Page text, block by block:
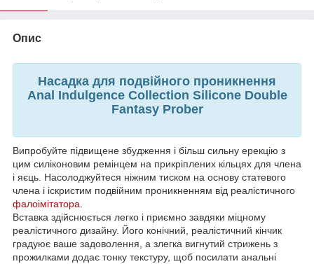
Опис
Насадка для подвійного проникнення
Anal Indulgence Collection Silicone Double
Fantasy Prober
Випробуйте підвищене збудження і більш сильну ерекцію з
цим силіконовим ремінцем на прикріплених кільцях для члена
і яєць. Насолоджуйтеся ніжним тиском на основу статевого
члена і іскристим подвійним проникненням від реалістичного
фалоімітатора.
Вставка здійснюється легко і приємно завдяки міцному
реалістичного дизайну. Його конічний, реалістичний кінчик
градуює ваше задоволення, а злегка вигнутий стрижень з
прожилками додає тонку текстуру, щоб посилати анальні